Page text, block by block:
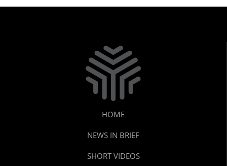
HOME
NEWS IN BRIEF
SHORT VIDEOS